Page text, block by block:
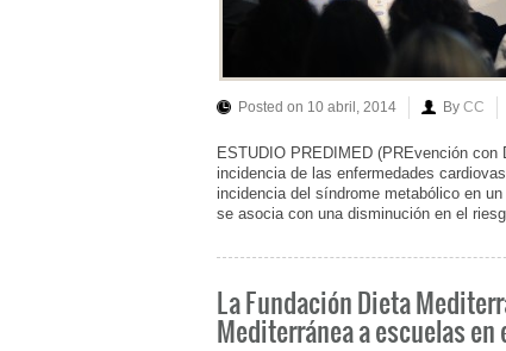
Posted on 10 abril, 2014 By CC
ESTUDIO PREDIMED (PREvención
incidencia de las enfermedades
incidencia del síndrome metabólico en
se asocia con una disminución en el
La Fundación Dieta
Mediterránea a escuelas